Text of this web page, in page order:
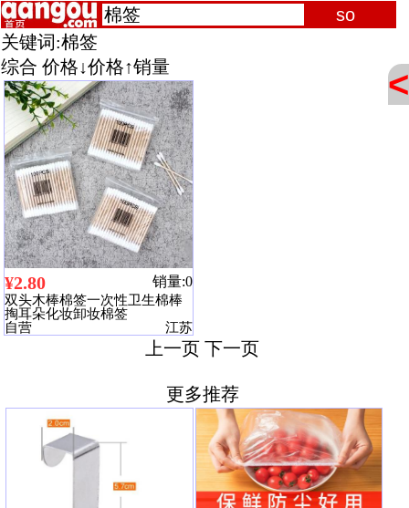
<
关键词:棉签
综合 价格↓价格↑销量
¥2.80 销量:0
双头木棒棉签一次性卫生棉棒
掏耳朵化妆卸妆棉签
自营
江苏
上一页下一页
更多推荐